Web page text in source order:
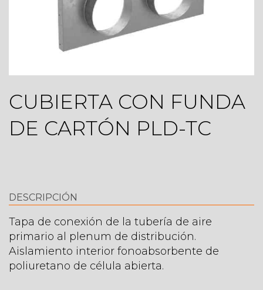
CUBIERTA CON FUNDA
DE CARTÓN PLD-TC
DESCRIPCIÓN
Tapa de conexión de la tubería de aire
primario al plenum de distribución.
Aislamiento interior fonoabsorbente de
poliuretano de célula abierta.